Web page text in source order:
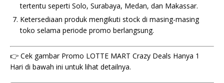
tertentu seperti Solo, Surabaya, Medan, dan Makassar.
Ketersediaan produk mengikuti stock di masing-masing
toko selama periode promo berlangsung.
👉 Cek gambar Promo LOTTE MART Crazy Deals Hanya 1
Hari di bawah ini untuk lihat detailnya.